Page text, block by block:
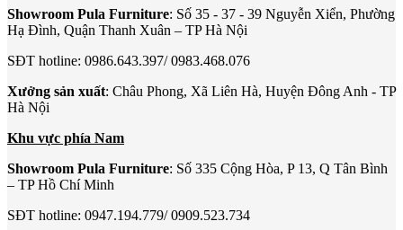
Showroom Pula Furniture: Số 35 - 37 - 39 Nguyễn Xiển, Phường
Hạ Đình, Quận Thanh Xuân – TP Hà Nội
SĐT hotline: 0986.643.397/ 0983.468.076
Xưởng sản xuất: Châu Phong, Xã Liên Hà, Huyện Đông Anh - TP
Hà Nội
Khu vực phía Nam
Showroom Pula Furniture: Số 335 Cộng Hòa, P 13, Q Tân Bình
– TP Hồ Chí Minh
SĐT hotline: 0947.194.779/ 0909.523.734